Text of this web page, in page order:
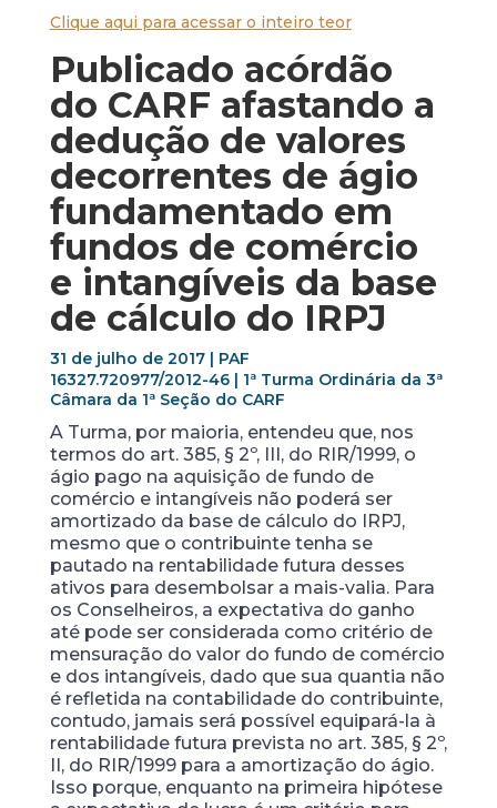
Clique aqui para acessar o inteiro teor
Publicado acórdão
do CARF afastando a
dedução de valores
decorrentes de ágio
fundamentado em
fundos de comércio
e intangíveis da base
de cálculo do IRPJ
31 de julho de 2017 | PAF
16327.720977/2012-46 | 1ª Turma Ordinária da 3ª
Câmara da 1ª Seção do CARF
A Turma, por maioria, entendeu que, nos
termos do art. 385, § 2º, III, do RIR/1999, o
ágio pago na aquisição de fundo de
comércio e intangíveis não poderá ser
amortizado da base de cálculo do IRPJ,
mesmo que o contribuinte tenha se
pautado na rentabilidade futura desses
ativos para desembolsar a mais-valia. Para
os Conselheiros, a expectativa do ganho
até pode ser considerada como critério de
mensuração do valor do fundo de comércio
e dos intangíveis, dado que sua quantia não
é refletida na contabilidade do contribuinte,
contudo, jamais será possível equipará-la à
rentabilidade futura prevista no art. 385, § 2º,
II, do RIR/1999 para a amortização do ágio.
Isso porque, enquanto na primeira hipótese